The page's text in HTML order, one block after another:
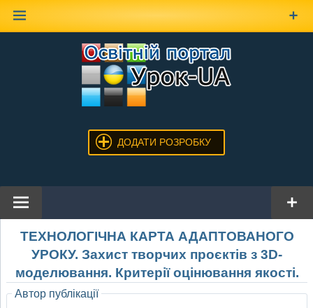
ДОДАТИ РОЗРОБКУ
ТЕХНОЛОГІЧНА КАРТА АДАПТОВАНОГО
УРОКУ. Захист творчих проєктів з 3D-
моделювання. Критерії оцінювання якості.
Автор публікації